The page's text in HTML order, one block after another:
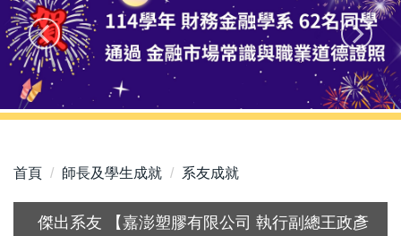
容
區
首頁 師長及學生成就 系友成就
傑出系友 【嘉澎塑膠有限公司 執行副總王政彥